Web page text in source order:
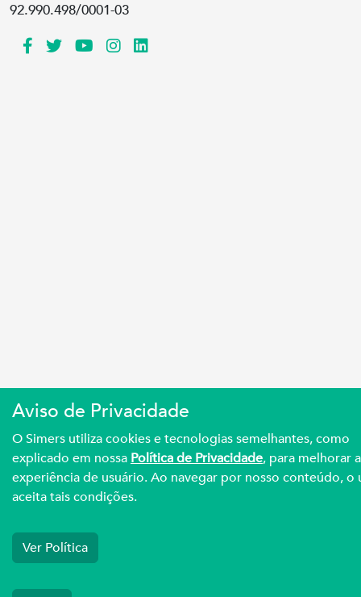
Aviso de Privacidade
O Simers utiliza cookies e tecnologias semelhantes, como
explicado em nossa Política de Privacidade, para melhorar a
experiência de usuário. Ao navegar por nosso conteúdo, o
aceita tais condições.
Ver Política
92.990.498/0001-03